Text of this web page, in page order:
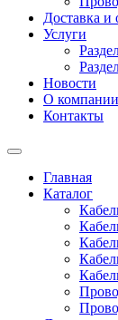
Доставка и
Услуги
Новости
О компании
Контакты
Главная
Каталог